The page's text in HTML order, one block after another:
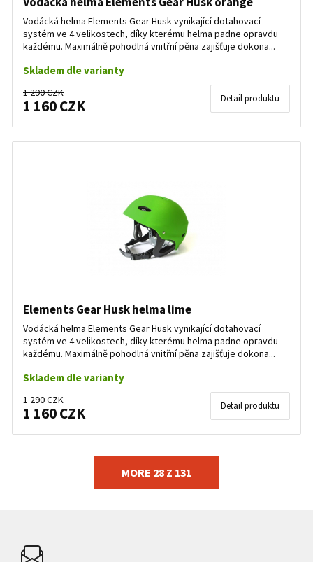
Vodácká helma Elements Gear Husk vynikající dotahovací
systém ve 4 velikostech, díky kterému helma padne opravdu
každému. Maximálně pohodlná vnitřní pěna zajišťuje dokona...
Skladem dle varianty
1 290 CZK
1 160 CZK Detail produktu
Elements Gear Husk helma lime
Vodácká helma Elements Gear Husk vynikající dotahovací
systém ve 4 velikostech, díky kterému helma padne opravdu
každému. Maximálně pohodlná vnitřní pěna zajišťuje dokona...
Skladem dle varianty
1 290 CZK
1 160 CZK Detail produktu
MORE 28 Z 131